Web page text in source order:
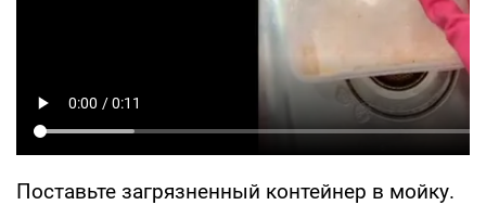
Поставьте загрязненный контейнер в мойку.